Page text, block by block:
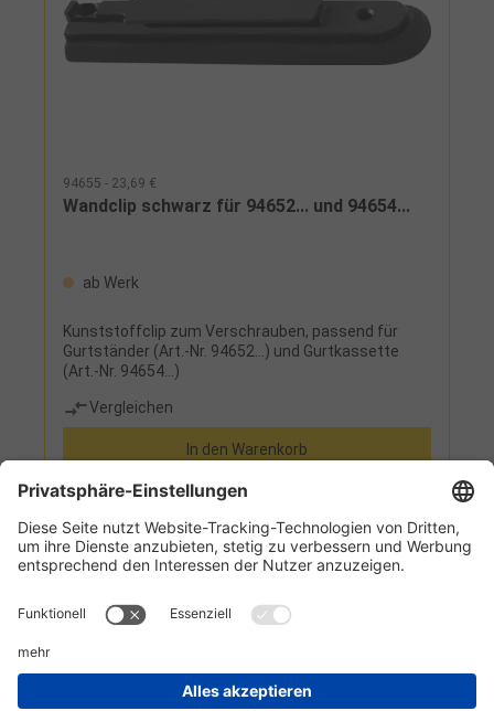
94655 - 23,69 €
Wandclip schwarz für 94652... und 94654...
ab Werk
Kunststoffclip zum Verschrauben, passend für
Gurtständer (Art.-Nr. 94652...) und Gurtkassette
(Art.-Nr. 94654...)
Vergleichen
In den Warenkorb
Informationen
Kundenservice